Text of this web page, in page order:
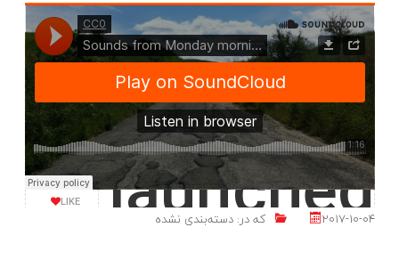
Here
https://twitter.com/nacin/status/319508408669708289 This post tests
WordPress' Twitter Embeds feature.
LIKE
has been
launched
2017-10-04 که در:دسته‌بندی نشده